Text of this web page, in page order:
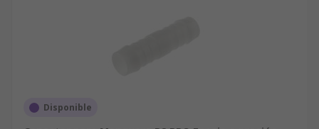
Disponible